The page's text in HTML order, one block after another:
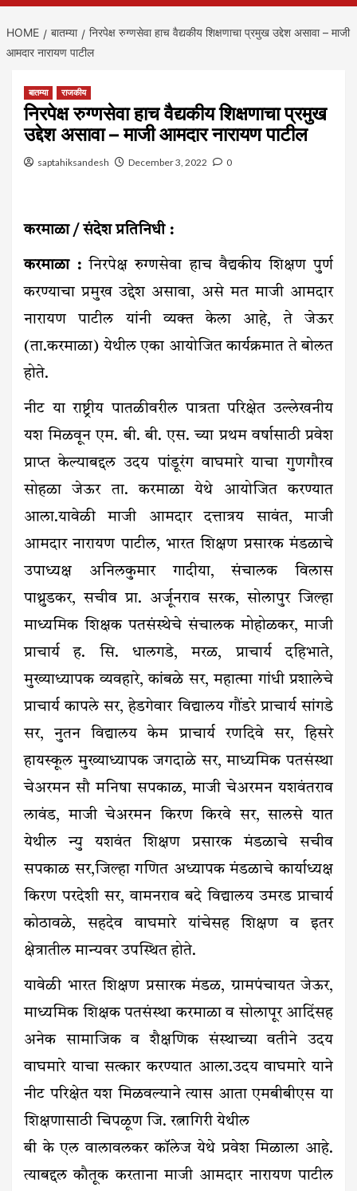
HOME बातम्या
निरपेक्ष रुग्णसेवा हाच वैद्यकीय शिक्षणाचा प्रमुख उद्देश असावा – माजी
आमदार नारायण पाटील
बातम्या राजकीय
निरपेक्ष रुग्णसेवा हाच वैद्यकीय शिक्षणाचा प्रमुख
उद्देश असावा – माजी आमदार नारायण पाटील
saptahiksandesh December 3, 2022 0
करमाळा / संदेश प्रतिनिधी :
करमाळा :निरपेक्ष रुग्णसेवा हाच वैद्यकीय शिक्षण पुर्ण
करण्याचा प्रमुख उद्देश असावा, असे मत माजी आमदार
नारायण पाटील यांनी व्यक्त केला आहे, ते जेऊर
(ता.करमाळा) येथील एका आयोजित कार्यक्रमात ते बोलत
होते.
नीट या राष्ट्रीय पातळीवरील पात्रता परिक्षेत उल्लेखनीय
यश मिळवून एम. बी. बी. एस. च्या प्रथम वर्षासाठी प्रवेश
प्राप्त केल्याबद्दल उदय पांडूरंग वाघमारे याचा गुणगौरव
सोहळा जेऊर ता. करमाळा येथे आयोजित करण्यात
आला.यावेळी माजी आमदार दत्तात्रय सावंत, माजी
आमदार नारायण पाटील, भारत शिक्षण प्रसारक मंडळाचे
उपाध्यक्ष अनिलकुमार गादीया, संचालक विलास
पाथ्रुडकर, सचीव प्रा. अर्जूनराव सरक, सोलापुर जिल्हा
माध्यमिक शिक्षक पतसंस्थेचे संचालक मोहोळकर, माजी
प्राचार्य ह. सि. धालगडे, मरळ, प्राचार्य दहिभाते,
मुख्याध्यापक व्यवहारे, कांबळे सर, महात्मा गांधी प्रशालेचे
प्राचार्य कापले सर, हेडगेवार विद्यालय गौंडरे प्राचार्य सांगडे
सर, नुतन विद्यालय केम प्राचार्य रणदिवे सर, हिसरे
हायस्कूल मुख्याध्यापक जगदाळे सर, माध्यमिक पतसंस्था
चेअरमन सौ मनिषा सपकाळ, माजी चेअरमन यशवंतराव
लावंड, माजी चेअरमन किरण किरवे सर, सालसे यात
येथील न्यु यशवंत शिक्षण प्रसारक मंडळाचे सचीव
सपकाळ सर,जिल्हा गणित अध्यापक मंडळाचे कार्याध्यक्ष
किरण परदेशी सर, वामनराव बदे विद्यालय उमरड प्राचार्य
कोठावळे, सहदेव वाघमारे यांचेसह शिक्षण व इतर
क्षेत्रातील मान्यवर उपस्थित होते.
यावेळी भारत शिक्षण प्रसारक मंडळ, ग्रामपंचायत जेऊर,
माध्यमिक शिक्षक पतसंस्था करमाळा व सोलापूर आदिंसह
अनेक सामाजिक व शैक्षणिक संस्थाच्या वतीने उदय
वाघमारे याचा सत्कार करण्यात आला.उदय वाघमारे याने
नीट परिक्षेत यश मिळवल्याने त्यास आता एमबीबीएस या
शिक्षणासाठी चिपळूण जि. रत्नागिरी येथील
बी के एल वालावलकर कॉलेज येथे प्रवेश मिळाला आहे.
त्याबद्दल कौतूक करताना माजी आमदार नारायण पाटील